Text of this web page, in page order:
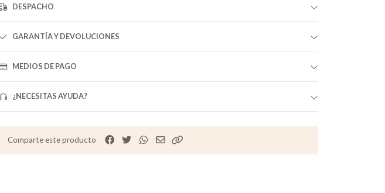
DESPACHO
GARANTÍA Y DEVOLUCIONES
MEDIOS DE PAGO
¿NECESITAS AYUDA?
Comparte este producto